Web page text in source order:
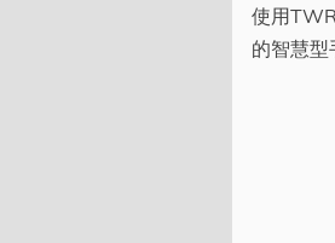
分類
使用
的智慧型